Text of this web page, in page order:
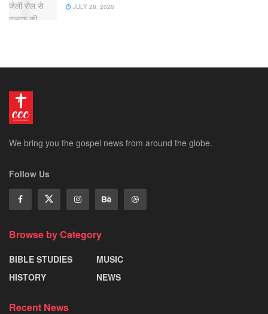
JULY 28, 2026
We bring you the gospel news from around the globe.
Follow Us
Browse by Category
BIBLE STUDIES
HISTORY
MUSIC
NEWS
Recent News